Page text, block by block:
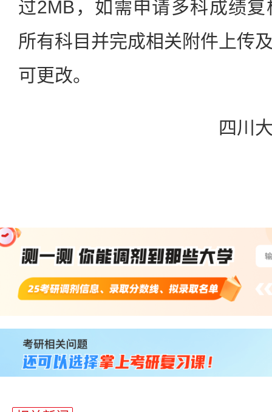
过2MB，如需申请多科成绩
所有科目并完成相关附件上传
可更改。
四川大